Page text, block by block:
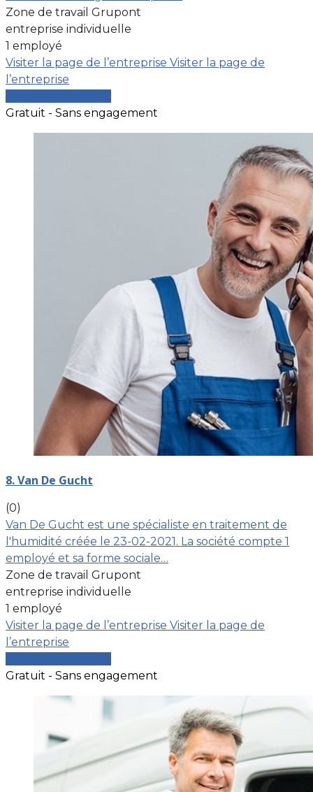
Zone de travail Grupont
entreprise individuelle
1 employé
Visiter la page de l’entreprise Visiter la page de
l’entreprise
Gratuit - Sans engagement
8. Van De Gucht
(0)
Van De Gucht est une spécialiste en traitement de
l'humidité créée le 23-02-2021. La société compte 1
employé et sa forme sociale…
Zone de travail Grupont
entreprise individuelle
1 employé
Visiter la page de l’entreprise Visiter la page de
l’entreprise
Gratuit - Sans engagement